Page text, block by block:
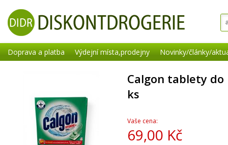
Doprava a platba Výdejní místa,prodejny Novinky/články/
Calgon tablety do
ks
Vaše cena:
69,00 Kč